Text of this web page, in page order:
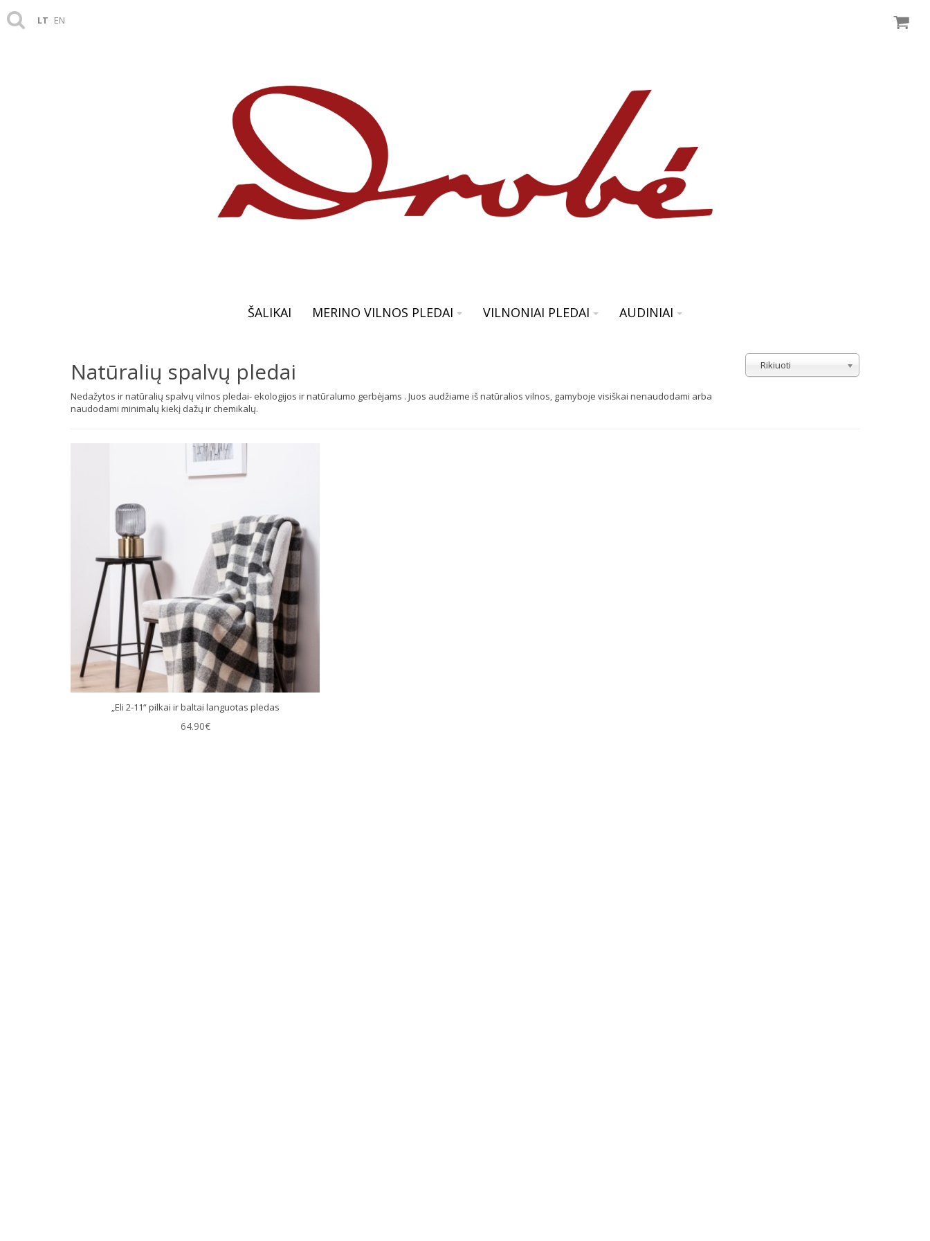
LT EN
ŠALIKAI MERINO VILNOS PLEDAI VILNONIAI PLEDAI AUDINIAI
Natūralių spalvų pledai Rikiuoti
Nedažytos ir natūralių spalvų vilnos pledai- ekologijos ir natūralumo gerbėjams . Juos audžiame iš natūralios vilnos, gamyboje visiškai nenaudodami arba
naudodami minimalų kiekį dažų ir chemikalų.
„Eli 2-11“ pilkai ir baltai languotas pledas
64.90€